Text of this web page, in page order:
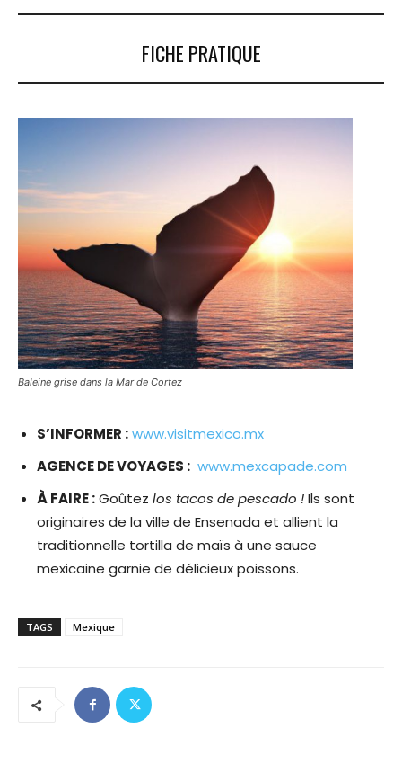
FICHE PRATIQUE
Baleine grise dans la Mar de Cortez
S’INFORMER :www.visitmexico.mx
AGENCE DE VOYAGES : www.mexcapade.com
À FAIRE :Goûtez los tacos de pescado !Ils sont
originaires de la ville de Ensenada et allient la
traditionnelle tortilla de maïs à une sauce
mexicaine garnie de délicieux poissons.
TAGS Mexique